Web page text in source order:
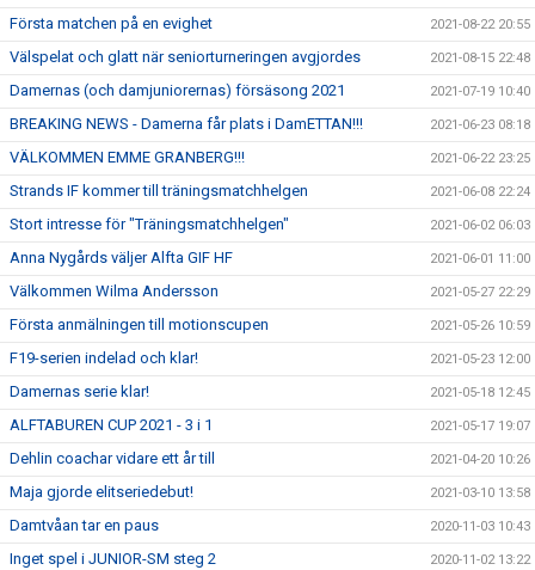
Första matchen på en evighet 2021-08-22 20:55
Välspelat och glatt när seniorturneringen avgjordes 2021-08-15 22:48
Damernas (och damjuniorernas) försäsong 2021 2021-07-19 10:40
BREAKING NEWS - Damerna får plats i DamETTAN!!! 2021-06-23 08:18
VÄLKOMMEN EMME GRANBERG!!! 2021-06-22 23:25
Strands IF kommer till träningsmatchhelgen 2021-06-08 22:24
Stort intresse för "Träningsmatchhelgen" 2021-06-02 06:03
Anna Nygårds väljer Alfta GIF HF 2021-06-01 11:00
Välkommen Wilma Andersson 2021-05-27 22:29
Första anmälningen till motionscupen 2021-05-26 10:59
F19-serien indelad och klar! 2021-05-23 12:00
Damernas serie klar! 2021-05-18 12:45
ALFTABUREN CUP 2021 - 3 i 1 2021-05-17 19:07
Dehlin coachar vidare ett år till 2021-04-20 10:26
Maja gjorde elitseriedebut! 2021-03-10 13:58
Damtvåan tar en paus 2020-11-03 10:43
Inget spel i JUNIOR-SM steg 2 2020-11-02 13:22